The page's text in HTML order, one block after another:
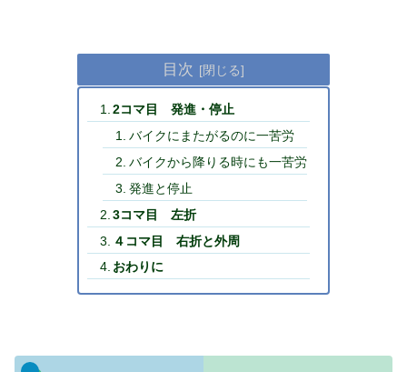
目次
2コマ目 発進・停止
バイクにまたがるのに一苦労
バイクから降りる時にも一苦労
発進と停止
3コマ目 左折
４コマ目 右折と外周
おわりに